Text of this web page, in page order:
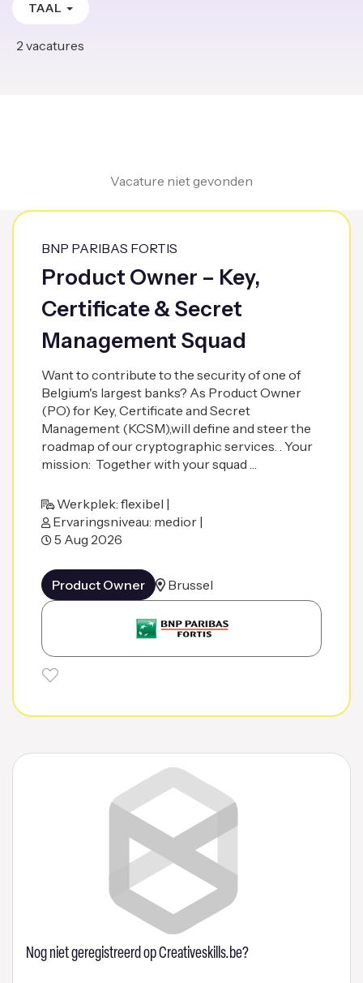
TAAL
2 vacatures
Vacature niet gevonden
BNP PARIBAS FORTIS
Product Owner – Key,
Certificate & Secret
Management Squad
Want to contribute to the security of one of
Belgium's largest banks? As Product Owner
(PO) for Key, Certificate and Secret
Management (KCSM),will define and steer the
roadmap of our cryptographic services. . Your
mission: Together with your squad …
Werkplek: flexibel |
Ervaringsniveau: medior |
5 Aug 2026
Product Owner Brussel
Nog niet geregistreerd op Creativeskills.be?